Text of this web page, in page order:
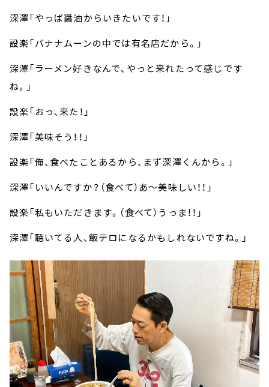
深澤「やっぱ醤油からいきたいです！」
設楽「バナナムーンの中では有名店だから。」
深澤「ラーメン好きなんで、やっと来れたって感じです
ね。」
設楽「おっ、来た！」
深澤「美味そう！！」
設楽「俺、食べたことあるから、まず深澤くんから。」
深澤「いいんですか？（食べて）あ～美味しい！！」
設楽「私もいただきます。（食べて）うっま！！」
深澤「聴いてる人、飯テロになるかもしれないですね。」